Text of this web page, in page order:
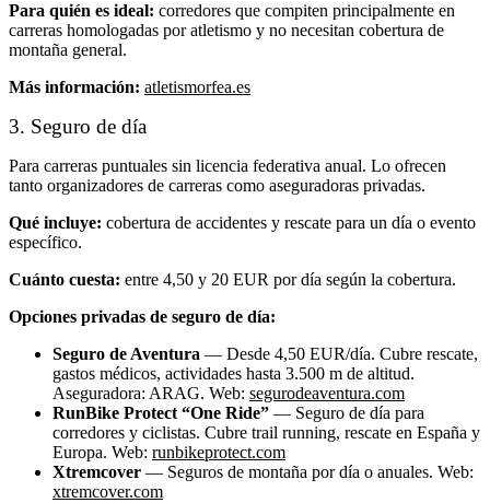
Para quién es ideal: corredores que compiten principalmente en
carreras homologadas por atletismo y no necesitan cobertura de
montaña general.
Más información: atletismorfea.es
3. Seguro de día
Para carreras puntuales sin licencia federativa anual. Lo ofrecen
tanto organizadores de carreras como aseguradoras privadas.
Qué incluye: cobertura de accidentes y rescate para un día o evento
específico.
Cuánto cuesta: entre 4,50 y 20 EUR por día según la cobertura.
Opciones privadas de seguro de día:
Seguro de Aventura — Desde 4,50 EUR/día. Cubre rescate,
gastos médicos, actividades hasta 3.500 m de altitud.
Aseguradora: ARAG. Web: segurodeaventura.com
RunBike Protect “One Ride” — Seguro de día para
corredores y ciclistas. Cubre trail running, rescate en España y
Europa. Web: runbikeprotect.com
Xtremcover — Seguros de montaña por día o anuales. Web:
xtremcover.com